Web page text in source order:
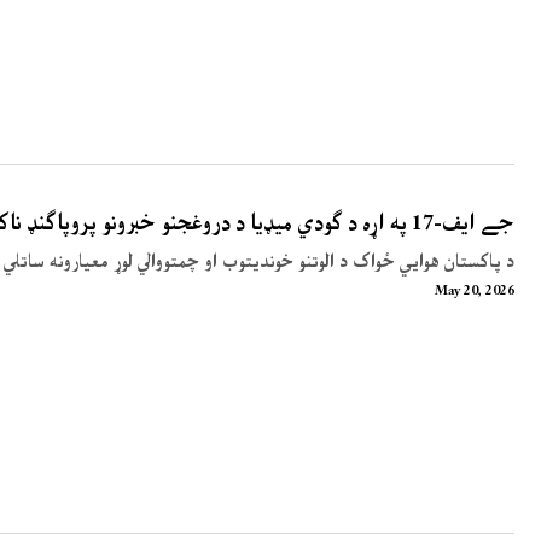
جے ایف-17 په اړه د ګودي میډیا د دروغجنو خبرونو پروپاګنډ ناکام شو
د پاکستان هوایي ځواک د الوتنو خوندیتوب او چمتووالي لوړ معیارونه
May 20, 2026